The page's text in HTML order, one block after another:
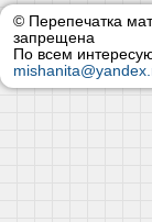
© Перепечатка
запрещена
По всем